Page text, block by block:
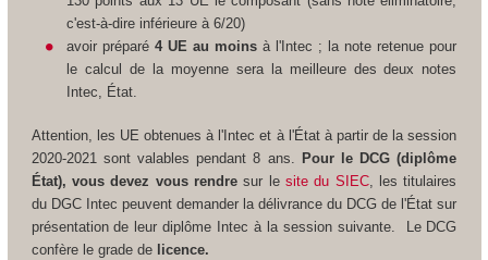
c'est-à-dire inférieure à 6/20)
avoir préparé4 UE au moins à l'Intec ; la note retenue pour
le calcul de la moyenne sera la meilleure des deux notes
Intec, État.
Attention, les UE obtenues à l'Intec et à l'État à partir de la session
2020-2021 sont valables pendant 8 ans. Pour le DCG (diplôme
État), vous devez vous rendresur lesite du SIEC, les titulaires
du DGC Intec peuvent demander la délivrance du DCG de l'État sur
présentation de leur diplôme Intec à la session suivante.
Le DCG
confère le grade de licence.